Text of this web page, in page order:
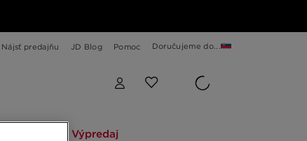
Nájsť predajňu JD Blog Pomoc Doručujeme do...
Explore Výpredaj
Výpredaj